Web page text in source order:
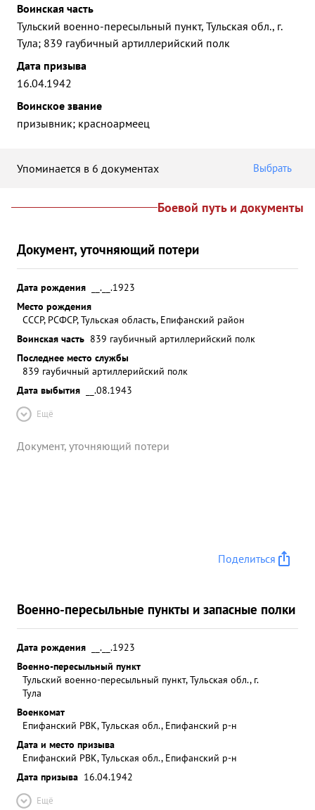
Воинская часть
Тульский военно-пересыльный пункт, Тульская обл., г.
Тула; 839 гаубичный артиллерийский полк
Дата призыва
16.04.1942
Воинское звание
призывник; красноармеец
Упоминается в 6 документах Выбрать
Боевой путь и документы
Документ, уточняющий потери
Дата рождения
__.__.1923
Место рождения
СССР, РСФСР, Тульская область, Епифанский район
Воинская часть 839 гаубичный артиллерийский полк
Последнее место службы
839 гаубичный артиллерийский полк
Дата выбытия
__.08.1943
Ещё
Документ, уточняющий потери
Поделиться
Военно-пересыльные пункты и запасные полки
Дата рождения
__.__.1923
Военно-пересыльный пункт
Тульский военно-пересыльный пункт, Тульская обл., г.
Тула
Военкомат
Епифанский РВК, Тульская обл., Епифанский р-н
Дата и место призыва
Епифанский РВК, Тульская обл., Епифанский р-н
Дата призыва 16.04.1942
Ещё